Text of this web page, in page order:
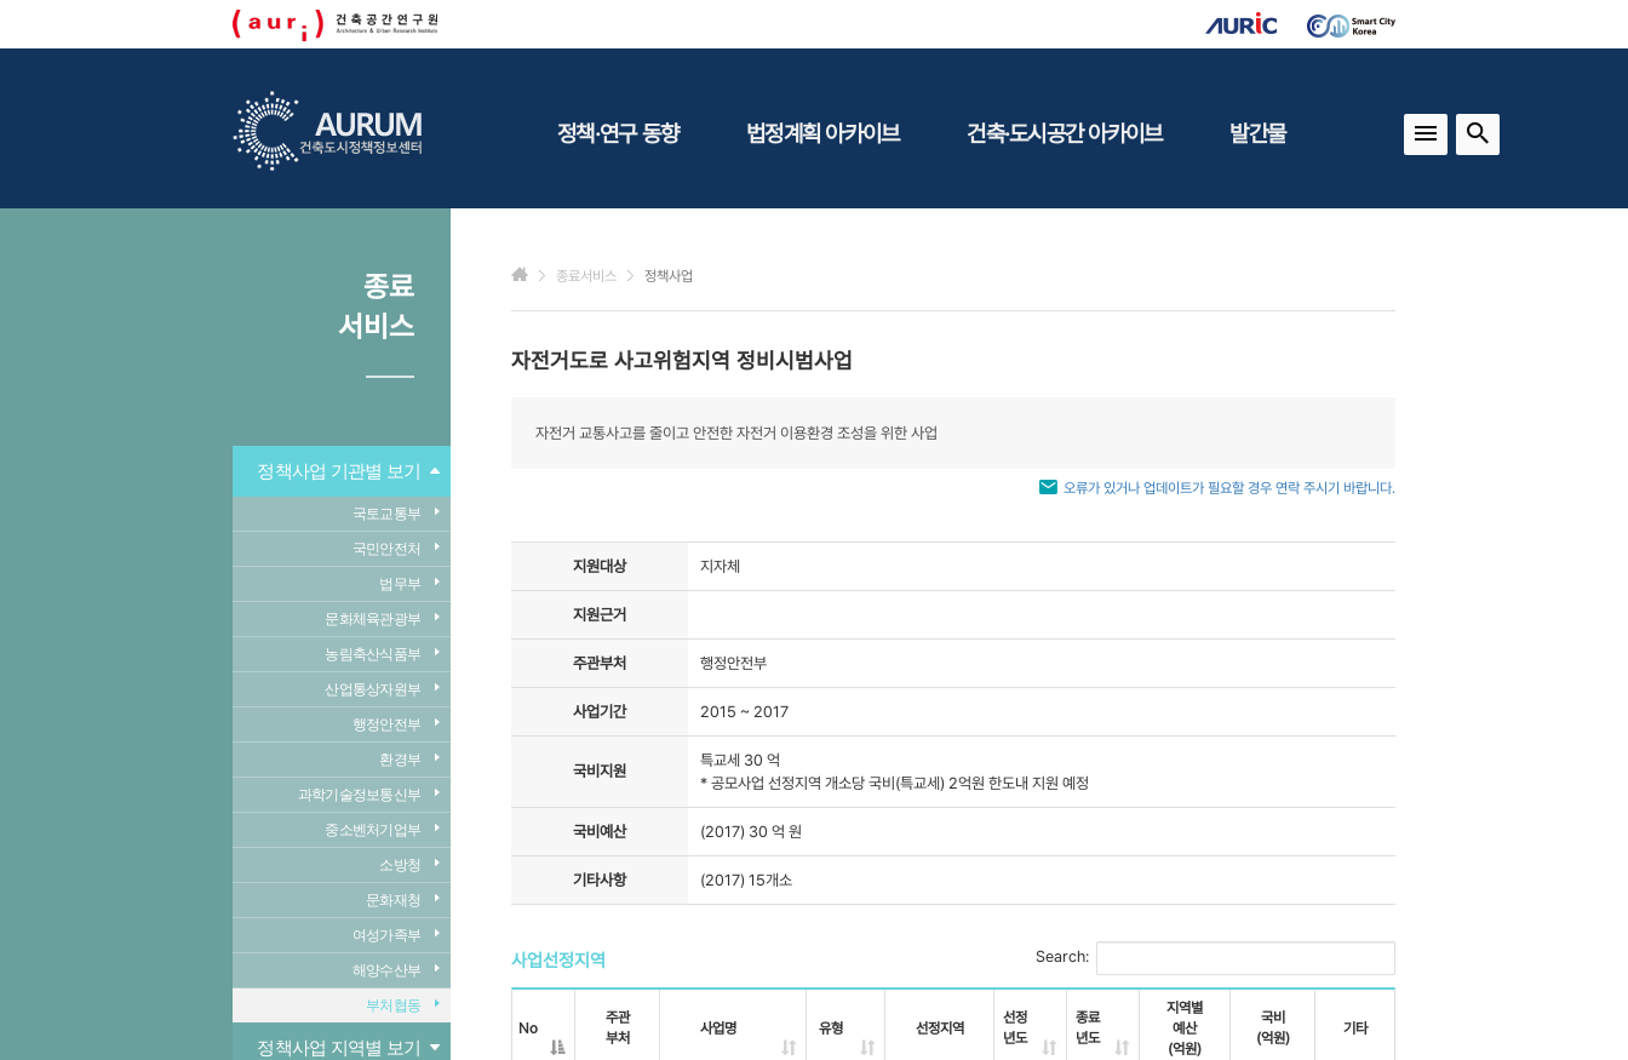
정책·연구 동향
연구동향
법정계획 아카이브
환경
관광
사회복지
건축·도시공간 아카이브 발간물
건축도시연구
종료
서비스
정책사업 기관별 보기
국토교통부
국민안전처
법무부
문화체육관광부
농림축산식품부
산업통상자원부
행정안전부
환경부
과학기술정보통신부
중소벤처기업부
소방청
문화재청
여성가족부
해양수산부
부처협동
정책사업 지역별 보기
종료서비스 정책사업
자전거도로 사고위험지역 정비시범사업
자전거 교통사고를 줄이고 안전한 자전거 이용환경 조성을 위한 사업
오류가 있거나 업데이트가 필요할 경우 연락 주시기 바랍니다.
지원대상 지자체
지원근거
주관부처 행정안전부
사업기간 2015 ~ 2017
국비지원
특교세 30 억
* 공모사업 선정지역 개소당 국비(특교세) 2억원 한도내 지원 예정
국비예산 (2017) 30 억 원
기타사항 (2017) 15개소
사업선정지역 Search:
No
주관
부처
사업명 유형 선정지역
선정
년도
종료
년도
지역별
예산
(억원)
국비
(억원)
기타